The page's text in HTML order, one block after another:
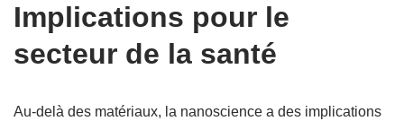
Implications pour le
secteur de la santé
Au-delà des matériaux, la nanoscience a des implications